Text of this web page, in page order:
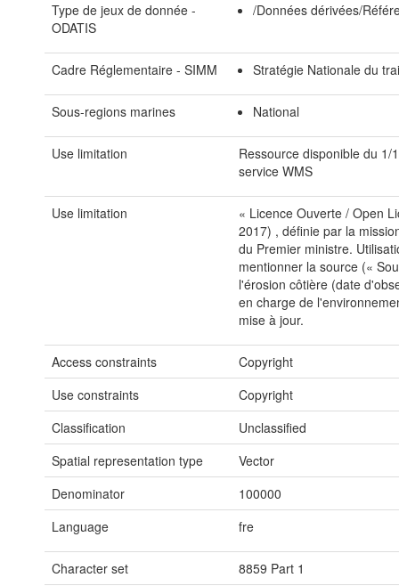
Type de jeux de donnée -
ODATIS
/Données dérivées/
Cadre Réglementaire - SIMM Stratégie Nationale du
Sous-regions marines National
Use limitation
Ressource disponible du
service WMS
Use limitation
« Licence Ouverte / Open
2017) , définie par la
du Premier ministre.
mentionner la source («
l'érosion côtière (date
en charge de
mise à jour.
Access constraints
Copyright
Use constraints
Copyright
Classification
Unclassified
Spatial representation type
Vector
Denominator
100000
Language
fre
Character set
8859 Part 1